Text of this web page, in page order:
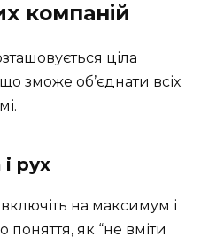
компаній
ціла
зможе об’єднати всіх
рух
на максимум і
як “не вміти